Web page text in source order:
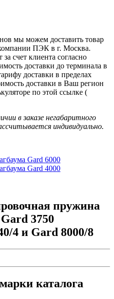
мы можем доставить товар
ПЭК в г. Москва.
счет клиента согласно
доставки до терминала в
доставки в пределах
доставки в Ваш регион
по этой ссылке (
в заказе негабаритного
индивидуально.
Gard 6000
Gard 4000
пружина
3750
4 и Gard 8000/8
каталога